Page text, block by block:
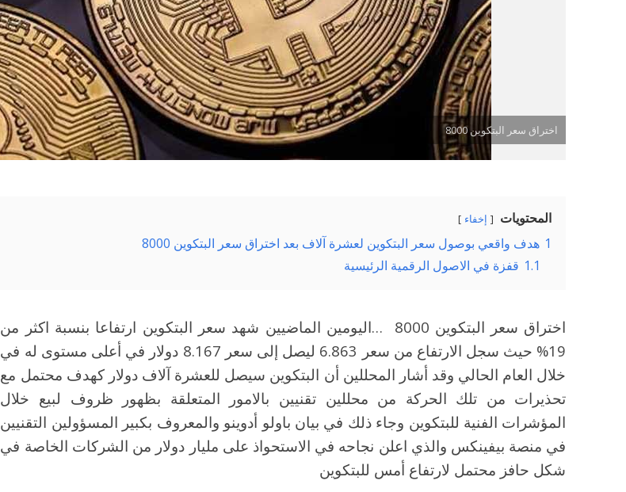
اختراق سعر البتكوين 8000
المحتويات إخفاء
1 هدف واقعي بوصول سعر البتكوين لعشرة آلاف بعد اختراق سعر البتكوين 8000
1.1 قفزة في الاصول الرقمية الرئيسية
اختراق سعر البتكوين 8000 …اليومين الماضيين شهد سعر البتكوين ارتفاعا بنسبة اكثر من
19% حيث سجل الارتفاع من سعر 6.863 ليصل إلى سعر 8.167 دولار في أعلى مستوى له في
خلال العام الحالي وقد أشار المحللين أن البتكوين سيصل للعشرة آلاف دولار كهدف محتمل مع
تحذيرات من تلك الحركة من محللين تقنيين بالامور المتعلقة بظهور ظروف لبيع خلال
المؤشرات الفنية للبتكوين وجاء ذلك في بيان باولو أدوينو والمعروف بكبير المسؤولين التقنيين
في منصة بيفينكس والذي اعلن نجاحه في الاستحواذ على مليار دولار من الشركات الخاصة في
شكل حافز محتمل لارتفاع أمس للبتكوين